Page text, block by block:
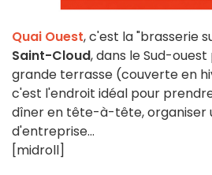
Quai Ouest, c'est la "brasserie
Saint-Cloud, dans le Sud-
grande terrasse (couverte en
c'est l'endroit idéal pour
dîner en tête-à-tête, organiser
d'entreprise...
[midroll]